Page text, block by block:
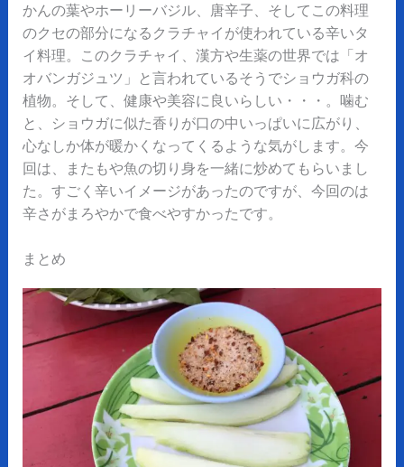
かんの葉やホーリーバジル、唐辛子、そしてこの料理
のクセの部分になるクラチャイが使われている辛いタ
イ料理。このクラチャイ、漢方や生薬の世界では「オ
オバンガジュツ」と言われているそうでショウガ科の
植物。そして、健康や美容に良いらしい・・・。噛む
と、ショウガに似た香りが口の中いっぱいに広がり、
心なしか体が暖かくなってくるような気がします。今
回は、またもや魚の切り身を一緒に炒めてもらいまし
た。すごく辛いイメージがあったのですが、今回のは
辛さがまろやかで食べやすかったです。
まとめ